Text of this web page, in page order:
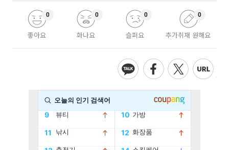
좋아요
0
화나요
0
슬퍼요
0
추가취재 원해요
0